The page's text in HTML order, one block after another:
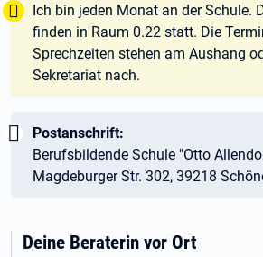
Tipp:
Ich bin jeden Monat an der Schule.
finden in Raum 0.22 statt. Die
Sprechzeiten stehen am Aushang
Sekretariat nach.
Wichtig:
Postanschrift:
Berufsbildende Schule "Otto
Magdeburger Str. 302, 39218
Deine Beraterin vor Ort